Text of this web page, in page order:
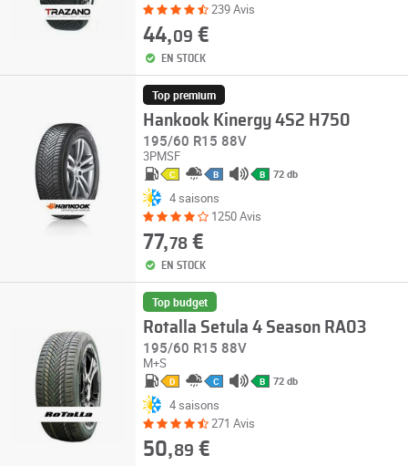
239 Avis
44,09 €
EN STOCK
Top premium
Hankook Kinergy 4S2 H750
195/60 R15 88V
3PMSF
C B B 72 db
4 saisons
1250 Avis
77,78€
EN STOCK
Top budget
Rotalla Setula 4 Season RA03
195/60 R15 88V
M+S
D C B 72 db
4 saisons
271 Avis
50,89 €